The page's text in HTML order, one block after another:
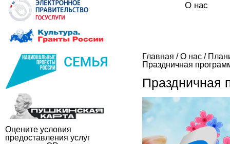
Оцените условия
предоставления услуг
О нас
Главная / О нас /
Праздничная
Праздничная